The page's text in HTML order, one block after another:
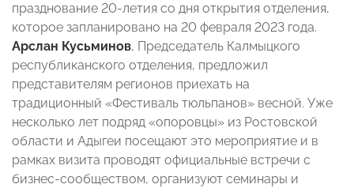
празднование 20-летия со дня открытия отделения,
которое запланировано на 20 февраля 2023 года.
Арслан Кусьминов, Председатель Калмыцкого
республиканского отделения, предложил
представителям регионов приехать на
традиционный «Фестиваль тюльпанов» весной. Уже
несколько лет подряд «опоровцы» из Ростовской
области и Адыгеи посещают это мероприятие и в
рамках визита проводят официальные встречи с
бизнес-сообществом, организуют семинары и